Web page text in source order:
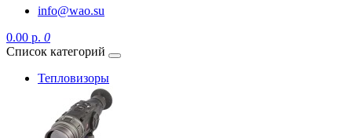
info@wao.su
0.00 р. 0
Список категорий
Тепловизоры